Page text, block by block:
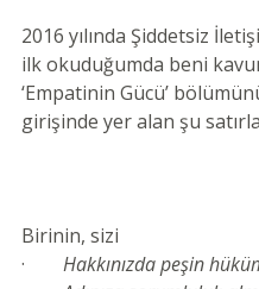
2016 yılında Şiddetsiz
ilk okuduğumda beni
‘Empatinin Gücü’
girişinde yer alan şu
Birinin, sizi
· Hakkınızda peşin